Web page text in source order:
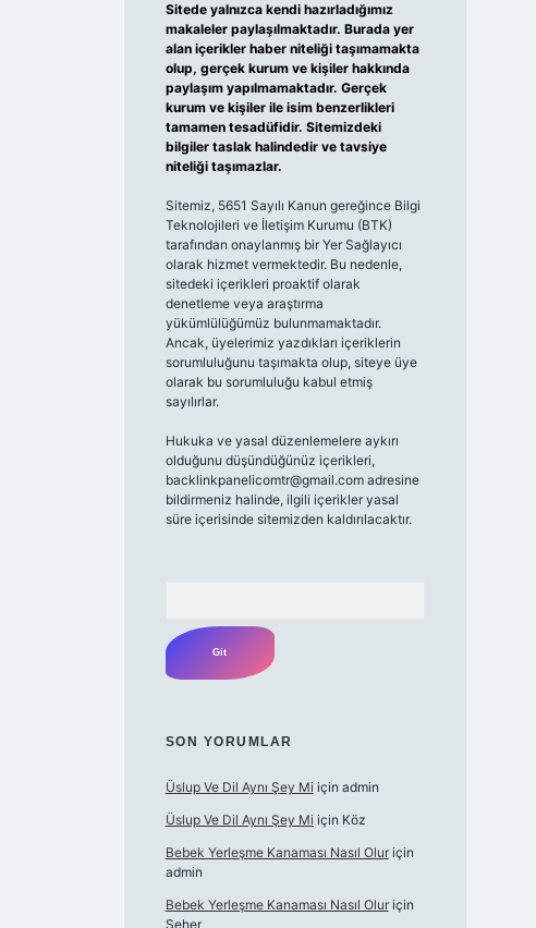
Sitede yalnızca kendi hazırladığımız
makaleler paylaşılmaktadır. Burada yer
alan içerikler haber niteliği taşımamakta
olup, gerçek kurum ve kişiler hakkında
paylaşım yapılmamaktadır. Gerçek
kurum ve kişiler ile isim benzerlikleri
tamamen tesadüfidir. Sitemizdeki
bilgiler taslak halindedir ve tavsiye
niteliği taşımazlar.
Sitemiz, 5651 Sayılı Kanun gereğince Bilgi
Teknolojileri ve İletişim Kurumu (BTK)
tarafından onaylanmış bir Yer Sağlayıcı
olarak hizmet vermektedir. Bu nedenle,
sitedeki içerikleri proaktif olarak
denetleme veya araştırma
yükümlülüğümüz bulunmamaktadır.
Ancak, üyelerimiz yazdıkları içeriklerin
sorumluluğunu taşımakta olup, siteye üye
olarak bu sorumluluğu kabul etmiş
sayılırlar.
Hukuka ve yasal düzenlemelere aykırı
olduğunu düşündüğünüz içerikleri,
backlinkpanelicomtr@gmail.comadresine
bildirmeniz halinde, ilgili içerikler yasal
süre içerisinde sitemizden kaldırılacaktır.
SON YORUMLAR
Üslup Ve Dil Aynı Şey Mi için admin
Üslup Ve Dil Aynı Şey Mi için Köz
Bebek Yerleşme Kanaması Nasıl Oluriçin
admin
Bebek Yerleşme Kanaması Nasıl Oluriçin
Seher